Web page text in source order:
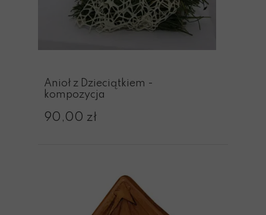
Anioł z Dzieciątkiem -
kompozycja
90,00 zł